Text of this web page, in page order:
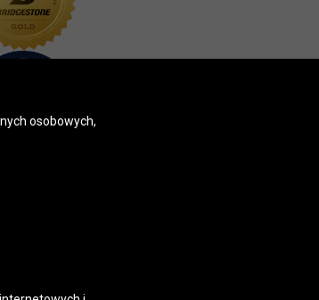
osobowych,